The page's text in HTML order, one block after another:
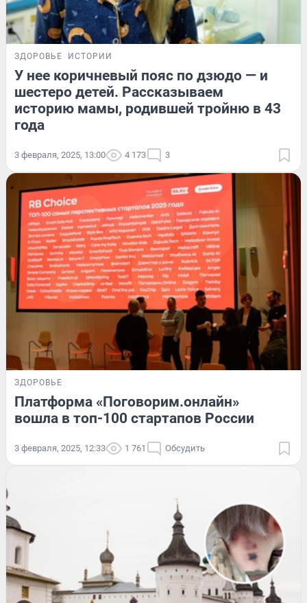
ЗДОРОВЬЕ ИСТОРИИ
У нее коричневый пояс по дзюдо — и
шестеро детей. Рассказываем
историю мамы, родившей тройню в 43
года
3 февраля, 2025, 13:00 4 173 3
ЗДОРОВЬЕ
Платформа «Поговорим.онлайн»
вошла в топ-100 стартапов России
3 февраля, 2025, 12:33 1 761 Обсудить